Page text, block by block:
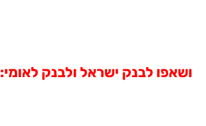
ושאפו לבנק ישראל ולבנק לאומי: